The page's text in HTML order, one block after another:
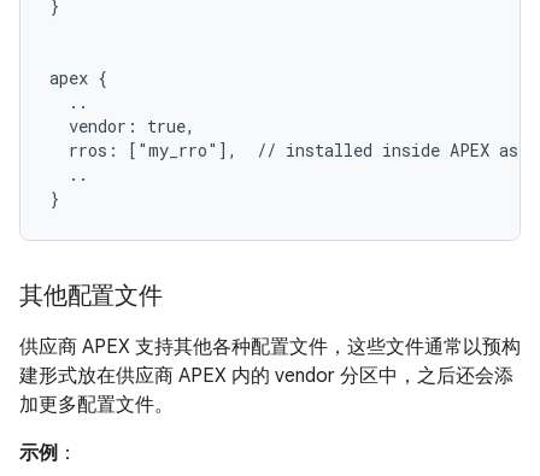
}
apex {
  ..
  vendor: true,
rros: ["my_rro"],  // installed inside APEX as
  ..
其他配置文件
供应商 APEX 支持其他各种配置文件，这些文件通常以预构
建形式放在供应商 APEX 内的 vendor 分区中，之后还会添
加更多配置文件。
示例 ：